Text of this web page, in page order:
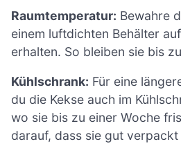
Raumtemperatur: Bewahre
einem luftdichten Behälter
erhalten. So bleiben sie bis
Kühlschrank: Für eine
du die Kekse auch im
wo sie bis zu einer Woche
darauf, dass sie gut